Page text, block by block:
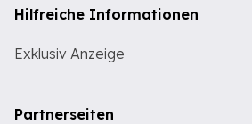
Hilfreiche Informationen
Exklusiv Anzeige
Partnerseiten